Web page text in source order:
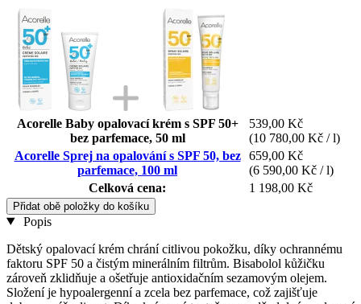
Acorelle Baby opalovací krém s SPF 50+
bez parfemace, 50 ml
539,00 Kč
(10 780,00 Kč / l)
Acorelle Sprej na opalování s SPF 50, bez
parfemace, 100 ml
659,00 Kč
(6 590,00 Kč / l)
Celková cena:
1 198,00 Kč
Přidat obě položky do košíku
Popis
Dětský opalovací krém chrání citlivou pokožku, díky ochrannému
faktoru SPF 50 a čistým minerálním filtrům. Bisabolol kůžičku
zároveň zklidňuje a ošetřuje antioxidačním sezamovým olejem.
Složení je hypoalergenní a zcela bez parfemace, což zajišťuje